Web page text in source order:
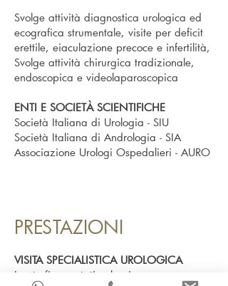
Svolge attività diagnostica urologica ed
ecografica strumentale, visite per deficit
erettile, eiaculazione precoce e infertilità,
Svolge attività chirurgica tradizionale,
endoscopica e videolaparoscopica
ENTI E SOCIETÀ SCIENTIFICHE
Società Italiana di Urologia - SIU
Società Italiana di Andrologia - SIA
Associazione Urologi Ospedalieri - AURO
PRESTAZIONI
VISITA SPECIALISTICA UROLOGICA
Ipertrofia prostatica benigna